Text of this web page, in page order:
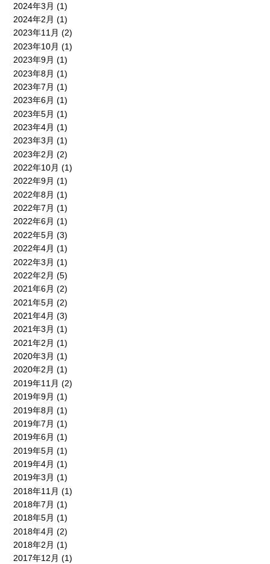
2024年3月 (1)
2024年2月 (1)
2023年11月 (2)
2023年10月 (1)
2023年9月 (1)
2023年8月 (1)
2023年7月 (1)
2023年6月 (1)
2023年5月 (1)
2023年4月 (1)
2023年3月 (1)
2023年2月 (2)
2022年10月 (1)
2022年9月 (1)
2022年8月 (1)
2022年7月 (1)
2022年6月 (1)
2022年5月 (3)
2022年4月 (1)
2022年3月 (1)
2022年2月 (5)
2021年6月 (2)
2021年5月 (2)
2021年4月 (3)
2021年3月 (1)
2021年2月 (1)
2020年3月 (1)
2020年2月 (1)
2019年11月 (2)
2019年9月 (1)
2019年8月 (1)
2019年7月 (1)
2019年6月 (1)
2019年5月 (1)
2019年4月 (1)
2019年3月 (1)
2018年11月 (1)
2018年7月 (1)
2018年5月 (1)
2018年4月 (2)
2018年2月 (1)
2017年12月 (1)